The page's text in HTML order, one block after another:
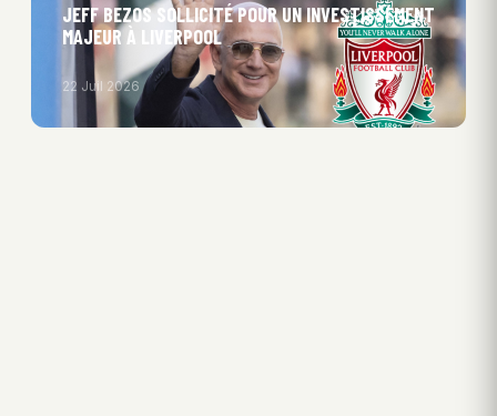
JEFF BEZOS SOLLICITÉ POUR UN INVESTISSEMENT
MAJEUR À LIVERPOOL
22 Juil 2026